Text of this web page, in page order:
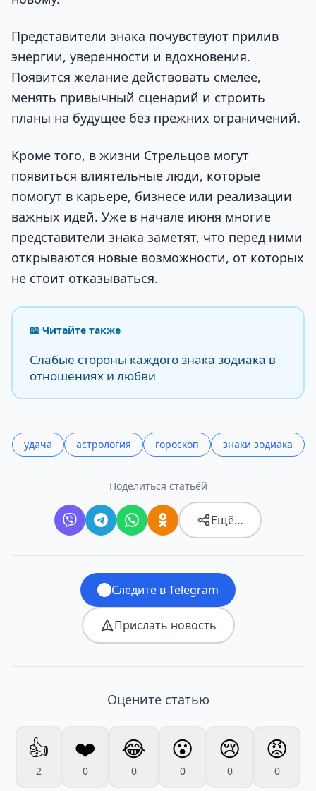
Представители знака почувствуют прилив
энергии, уверенности и вдохновения.
Появится желание действовать смелее,
менять привычный сценарий и строить
планы на будущее без прежних ограничений.
Кроме того, в жизни Стрельцов могут
появиться влиятельные люди, которые
помогут в карьере, бизнесе или реализации
важных идей. Уже в начале июня многие
представители знака заметят, что перед ними
открываются новые возможности, от которых
не стоит отказываться.
📖 Читайте также
Слабые стороны каждого знака зодиака в
отношениях и любви
удача астрология гороскоп знаки зодиака
Поделиться статьёй
Ещё…
Следите в Telegram
Прислать новость
Оцените статью
👍
2
❤️
0
😂
0
😮
0
😢
0
😡
0